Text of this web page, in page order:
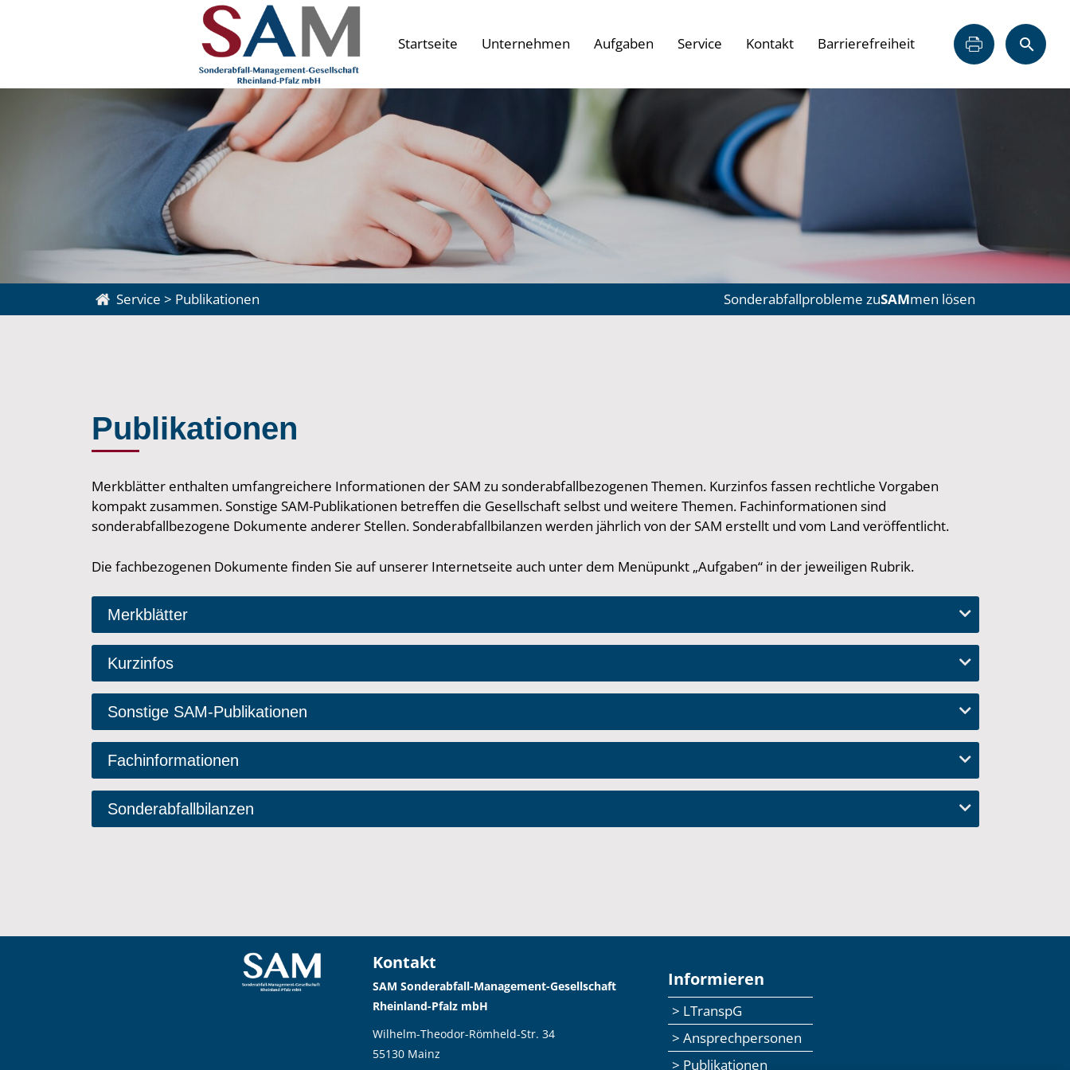
Startseite Unternehmen Aufgaben Service Kontakt Barrierefreiheit
Service > Publikationen Sonderabfallprobleme zuSAMmen lösen
Publikationen
Merkblätter enthalten umfangreichere Informationen der SAM zu sonderabfallbezogenen Themen. Kurzinfos fassen rechtliche Vorgaben
kompakt zusammen. Sonstige SAM-Publikationen betreffen die Gesellschaft selbst und weitere Themen. Fachinformationen sind
sonderabfallbezogene Dokumente anderer Stellen. Sonderabfallbilanzen werden jährlich von der SAM erstellt und vom Land veröffentlicht.
Die fachbezogenen Dokumente finden Sie auf unserer Internetseite auch unter dem Menüpunkt „Aufgaben“ in der jeweiligen Rubrik.
Merkblätter
Kurzinfos
Sonstige SAM-Publikationen
Fachinformationen
Sonderabfallbilanzen
Kontakt
SAM Sonderabfall-Management-Gesellschaft
Rheinland-Pfalz mbH
Wilhelm-Theodor-Römheld-Str. 34
55130 Mainz
Informieren
> LTranspG
> Ansprechpersonen
> Publikationen